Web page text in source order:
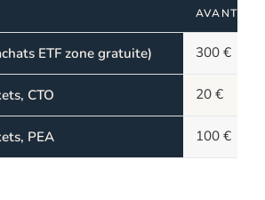
AVANT
ETF zone gratuite) 300 €
CTO 20 €
PEA 100 €